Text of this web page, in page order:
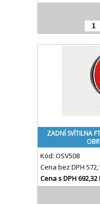
ZADNÍ SVÍTILNA
Kód: OSV508
Cena bez DPH
Cena s DPH692,32